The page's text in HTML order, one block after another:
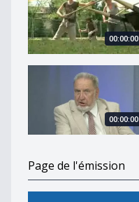
00:00:00
Les Nouvelles FR du
00:00:00
Page de l'émission